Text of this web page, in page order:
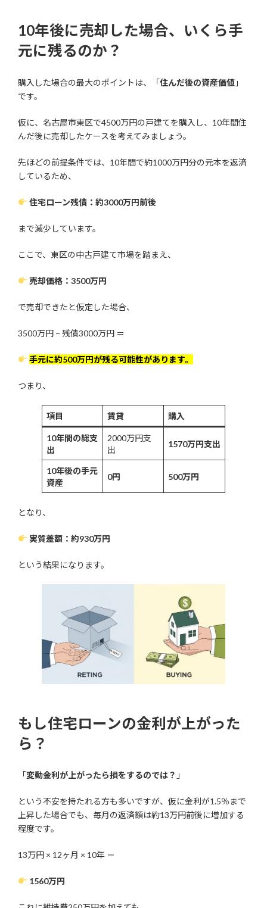
10年後に売却した場合、いくら手
元に残るのか？
購入した場合の最大のポイントは、「住んだ後の資産価値 」
です。
仮に、名古屋市東区で4500万円の戸建てを購入し、10年間住
んだ後に売却したケースを考えてみましょう。
先ほどの前提条件では、10年間で約1000万円分の元本を返済
しているため、
住宅ローン残債：約3000万円前後
まで減少しています。
ここで、東区の中古戸建て市場を踏まえ、
売却価格：3500万円
で売却できたと仮定した場合、
3500万円 − 残債3000万円 ＝
手元に約500万円が残る可能性があります。
つまり、
項目 賃貸 購入
10年間の総支
出
2000万円支
出
1570万円支出
10年後の手元
資産
0円 500万円
となり、
実質差額：約930万円
という結果になります。
もし住宅ローンの金利が上がった
ら？
「変動金利が上がったら損をするのでは？ 」
という不安を持たれる方も多いですが、仮に金利が1.5％まで
上昇した場合でも、毎月の返済額は約13万円前後に増加する
程度です。
13万円 × 12ヶ月 × 10年 ＝
1560万円